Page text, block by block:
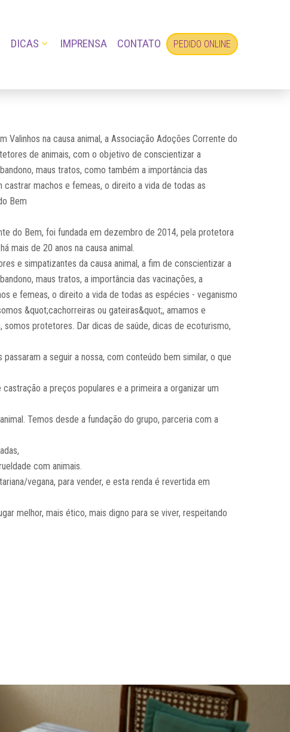
DICAS IMPRENSA CONTATO PEDIDO ONLINE
Valinhos na causa animal, a Associação Adoções Corrente do
de animais, com o objetivo de conscientizar a
maus tratos, como também a importância das
castrar machos e femeas, o direito a vida de todas as
Bem
do Bem, foi fundada em dezembro de 2014, pela protetora
mais de 20 anos na causa animal.
e simpatizantes da causa animal, a fim de conscientizar a
maus tratos, a importância das vacinações, a
e femeas, o direito a vida de todas as espécies - veganismo
&quot;cachorreiras ou gateiras&quot;, amamos e
somos protetores. Dar dicas de saúde, dicas de ecoturismo,
a seguir a nossa, com conteúdo bem similar, o que
a preços populares e a primeira a organizar um
Temos desde a fundação do grupo, parceria com a
com animais.
vegana, para vender, e esta renda é revertida em
melhor, mais ético, mais digno para se viver, respeitando